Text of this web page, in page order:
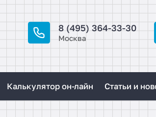
8 (495) 364-33-30
Москва
Калькулятор он-лайн Статьи и